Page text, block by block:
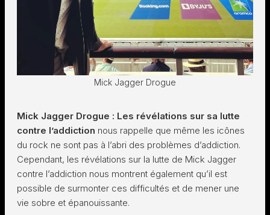
Mick Jagger Drogue
Mick Jagger Drogue : Les révélations sur sa lutte
contre l’addiction nous rappelle que même les icônes
du rock ne sont pas à l’abri des problèmes d’addiction.
Cependant, les révélations sur la lutte de Mick Jagger
contre l’addiction nous montrent également qu’il est
possible de surmonter ces difficultés et de mener une
vie sobre et épanouissante.